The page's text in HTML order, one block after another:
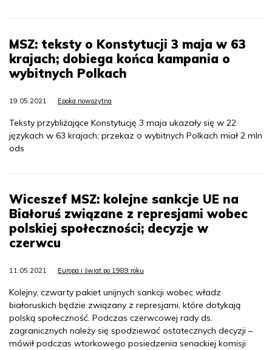
MSZ: teksty o Konstytucji 3 maja w 63
krajach; dobiega końca kampania o
wybitnych Polkach
19.05.2021 Epoka nowożytna
Teksty przybliżające Konstytucję 3 maja ukazały się w 22
językach w 63 krajach; przekaz o wybitnych Polkach miał 2 mln
ods
Wiceszef MSZ: kolejne sankcje UE na
Białoruś związane z represjami wobec
polskiej społeczności; decyzje w
czerwcu
11.05.2021 Europa i świat po 1989 roku
Kolejny, czwarty pakiet unijnych sankcji wobec władz
białoruskich będzie związany z represjami, które dotykają
polską społeczność. Podczas czerwcowej rady ds.
zagranicznych należy się spodziewać ostatecznych decyzji –
mówił podczas wtorkowego posiedzenia senackiej komisji